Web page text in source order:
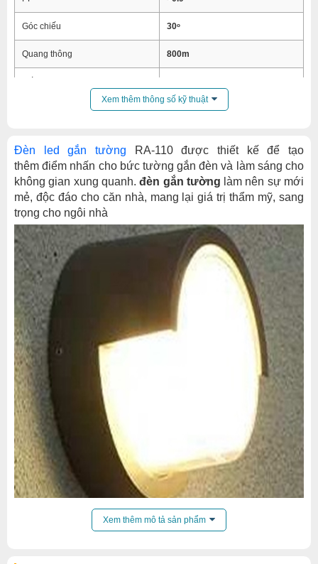
Góc chiếu 30ᵒ
Quang thông 800m
30000h
Vật liệu Hợp kim nhôm
Xem thêm thông số kỹ thuật
Đèn led gắn tường RA-110 được thiết kế để tạo
thêm điểm nhấn cho bức tường gắn đèn và làm sáng cho
không gian xung quanh.đèn gắn tường làm nên sự mới
mẻ, độc đáo cho căn nhà, mang lại giá trị thẩm mỹ, sang
trọng cho ngôi nhà
Xem thêm mô tả sản phẩm